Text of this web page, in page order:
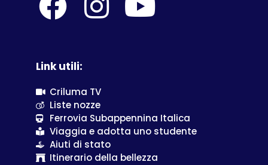
Link utili:
Criluma TV
Liste nozze
Ferrovia Subappennina Italica
Viaggia e adotta uno studente
Aiuti di stato
Itinerario della bellezza